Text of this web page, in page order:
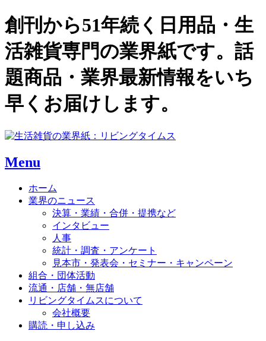
創刊から51年続く日用品・生
活雑貨専門の業界紙です。話
題商品・業界最新情報をいち
早くお届けします。
Menu
ホーム
業界のニュース
決算・業績・合併・提携など
インタビュー
人事
統計・調査・アンケート
見本市・発表会・セミナー・キャンペーン
組合・団体活動
流通・店舗・無店舗
リビングタイムスについて
会社概要
購読・申し込み